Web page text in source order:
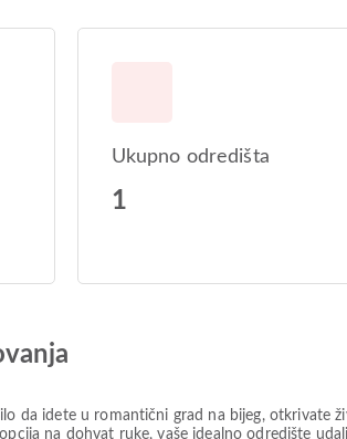
Ukupno odredišta
1
da idete u romantični grad na bijeg, otkrivate
na dohvat ruke, vaše idealno odredište